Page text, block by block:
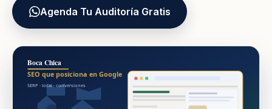
Agenda Tu Auditoría Gratis